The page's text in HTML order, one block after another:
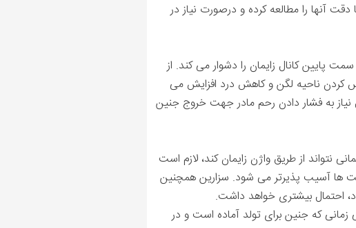
دقت آنها را مطالعه کرده و درصورت نیاز در
پایین کانال زایمان را دشوار می کند. از
کردن ناحیه لگن و کاهش درد افزایش می
نیاز به فشار دادن رحم مادر جهت خروج جنین
نتواند از طریق واژن زایمان کند، لازم است
ها آسیب پذیرتر می شود. سزارین همچنین
احتمال بیشتری خواهد داشت.